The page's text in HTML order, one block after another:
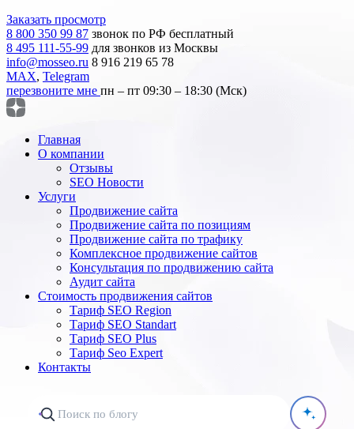
Заказать просмотр
8 800 350 99 87 звонок по РФ бесплатный
8 495 111-55-99 для звонков из Москвы
info@mosseo.ru 8 916 219 65 78
MAX, Telegram
перезвоните мне пн – пт 09:30 – 18:30 (Мск)
Главная
О компании
Отзывы
SEO Новости
Услуги
Продвижение сайта
Продвижение сайта по позициям
Продвижение сайта по трафику
Комплексное продвижение сайтов
Консультация по продвижению сайта
Аудит сайта
Стоимость продвижения сайтов
Тариф SEO Region
Тариф SEO Standart
Тариф SEO Plus
Тариф Seo Expert
Контакты